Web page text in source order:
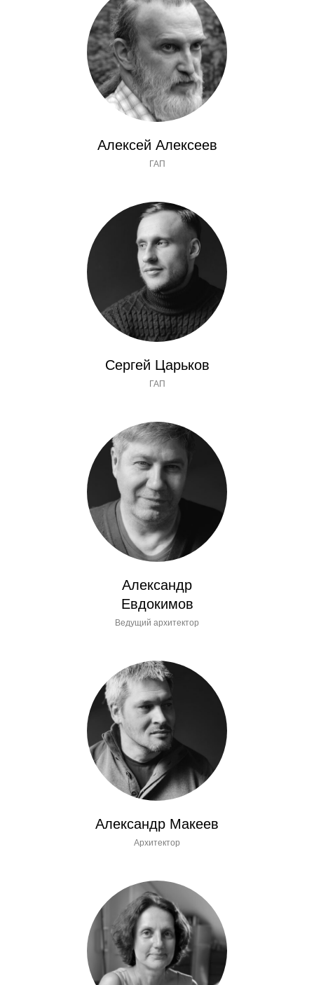
Алексей Алексеев
ГАП
Сергей Царьков
ГАП
Александр
Евдокимов
Ведущий архитектор
Александр Макеев
Архитектор